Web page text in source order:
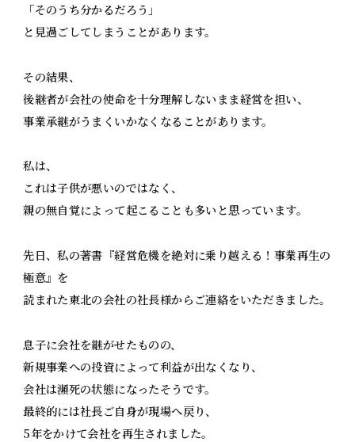
「そのうち分かるだろう」
と見過ごしてしまうことがあります。
その結果、
後継者が会社の使命を十分理解しないまま経営を担い、
事業承継がうまくいかなくなることがあります。
私は、
これは子供が悪いのではなく、
親の無自覚によって起こることも多いと思っています。
先日、私の著書『経営危機を絶対に乗り越える！事業再生の
極意』を
読まれた東北の会社の社長様からご連絡をいただきました。
息子に会社を継がせたものの、
新規事業への投資によって利益が出なくなり、
会社は瀕死の状態になったそうです。
最終的には社長ご自身が現場へ戻り、
5年をかけて会社を再生されました。